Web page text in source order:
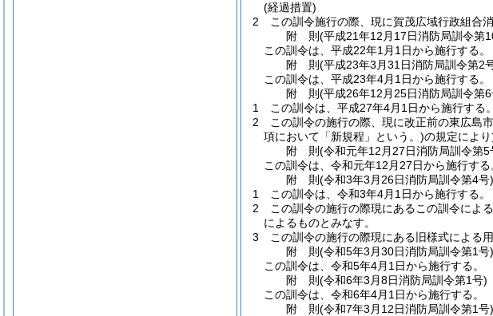
(経過措置)
2
この訓令施行の際、現に賀茂広域行政組合
附 則(平成21年12月17日消防局訓令第
この訓令は、平成22年1月1日から施行する。
附 則(平成23年3月31日消防局訓令第2
この訓令は、平成23年4月1日から施行する。
附 則(平成26年12月25日消防局訓令第
1
この訓令は、平成27年4月1日から施行する。
2
この訓令の施行の際、現に改正前の東広島
項において「新規程」という。)の規定によ
附 則(令和元年12月27日消防局訓令第5
この訓令は、令和元年12月27日から施行する
附 則(令和3年3月26日消防局訓令第4号)
1
この訓令は、令和3年4月1日から施行する。
2
この訓令の施行の際現にあるこの訓令によ
によるものとみなす。
3
この訓令の施行の際現にある旧様式による
附 則(令和5年3月30日消防局訓令第1号)
この訓令は、令和5年4月1日から施行する。
附 則(令和6年3月8日消防局訓令第1号)
この訓令は、令和6年4月1日から施行する。
附 則(令和7年3月12日消防局訓令第1号)